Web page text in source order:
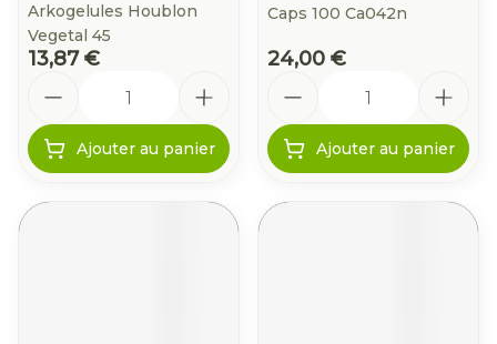
Arkogelules Houblon
Vegetal 45
13,87 €
Ajouter au panier
Caps 100 Ca042n
24,00 €
Ajouter au panier